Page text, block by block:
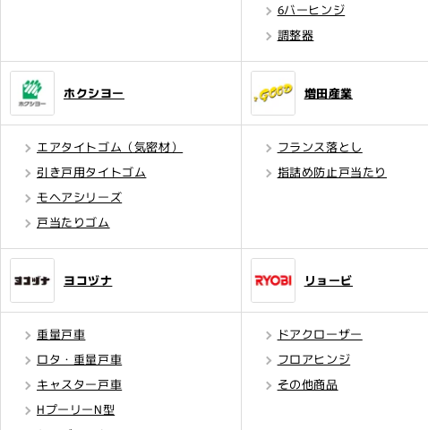
6バーヒンジ
調整器
ホクシヨー
エアタイトゴム（気密材）
引き戸用タイトゴム
モヘアシリーズ
戸当たりゴム
増田産業
フランス落とし
指詰め防止戸当たり
ヨコヅナ
重量戸車
ロタ・重量戸車
キャスター戸車
HプーリーN型
リョービ
ドアクローザー
フロアヒンジ
その他商品